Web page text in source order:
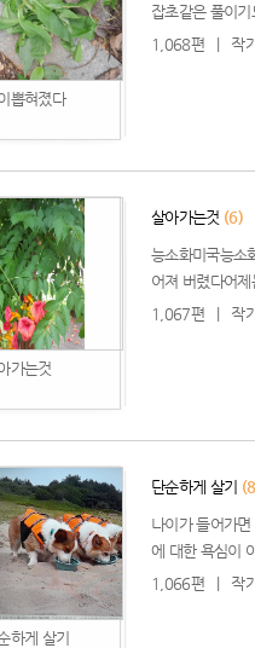
뽑혀졌다
잡초같은 풀이
1,068편
작
가는것
살아가는것 (6)
능소화미국능소
어져 버렸다어
1,067편
작
하게 살기
단순하게 살기
나이가 들어가
에 대한 욕심이
1,066편
작